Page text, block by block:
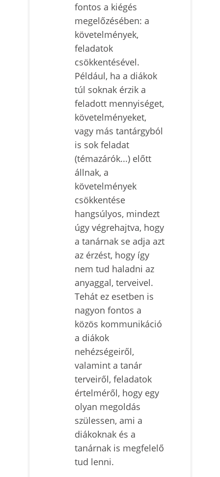
fontos a kiégés
megelőzésében: a
követelmények,
feladatok
csökkentésével.
Például, ha a diákok
túl soknak érzik a
feladott mennyiséget,
követelményeket,
vagy más tantárgyból
is sok feladat
(témazárók...) előtt
állnak, a
követelmények
csökkentése
hangsúlyos, mindezt
úgy végrehajtva, hogy
a tanárnak se adja azt
az érzést, hogy így
nem tud haladni az
anyaggal, terveivel.
Tehát ez esetben is
nagyon fontos a
közös kommunikáció
a diákok
nehézségeiről,
valamint a tanár
terveiről, feladatok
értelméről, hogy egy
olyan megoldás
szülessen, ami a
diákoknak és a
tanárnak is megfelelő
tud lenni.